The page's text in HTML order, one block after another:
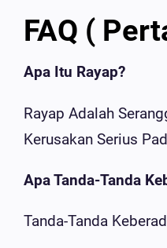
FAQ (
Apa Itu Rayap?
Rayap Adalah
Kerusakan Serius
Apa Tanda-Tanda
Tanda-Tanda